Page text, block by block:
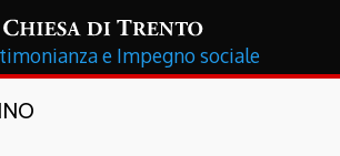
e Impegno sociale